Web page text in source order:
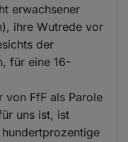
erwachsener
ihre Wutrede vor
der
für eine 16-
von FfF als Parole
uns ist, ist